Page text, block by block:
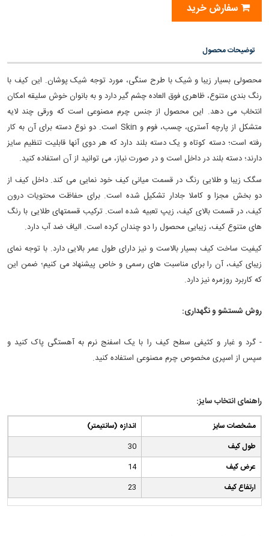
سفارش خرید
توضیحات محصول
محصولی بسیار زیبا و شیک با طرح سنگی، مورد توجه شیک پوشان. این کیف با
رنگ بندی متنوع، ظاهری فوق العاده چشم گیر دارد و به بانوان خوش سلیقه امکان
انتخاب می دهد. این محصول از جنس چرم مصنوعی است که ورقی چند لایه
متشكل از پارچه آستری، چسب، فوم و Skin است. دو نوع دسته برای آن به کار
رفته است؛ دسته کوتاه و یک دسته‏ بلند دارد که هر دوی آنها قابلیت تنظیم سایز
دارند؛ دسته بلند در داخل است و در صورت نیاز، می توانید از آن استفاده کنید.
سگک زیبا و طلایی رنگ در قسمت میانی کیف خود نمایی می‎ کند. داخل کیف از
دو بخش مجزا و کاملا جادار تشکیل شده است. برای حفاظت محتویات درون
کیف، در قسمت بالای کیف، زیپ تعبیه شده است. ترکیب قسمت‎های طلایی با رنگ
های متنوع کیف، زیبایی محصول را دو چندان کرده است. الیاف ضد آب دارد.
کیفیت ساخت کیف بسیار بالاست و نیز دارای طول عمر بالایی دارد. با توجه نمای
زیبای کیف، آن را برای مناسبت های رسمی و خاص پیشنهاد می کنیم؛ ضمن این
که کاربرد روزمره نیز دارد.
روش شستشو و نگهداری:
- گرد و غبار و کثیفی سطح کیف را با یک اسفنج نرم به آهستگی پاک کنید و
سپس از اسپری مخصوص چرم مصنوعی استفاده کنید.
راهنمای انتخاب سایز:
(اندازه (سانتیمتر
مشخصات سایز
30
طول کیف
14
عرض کیف
23
ارتفاع کیف